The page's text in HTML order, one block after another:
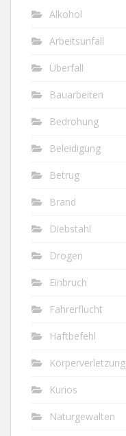
Alkohol
Arbeitsunfall
Überfall
Bauarbeiten
Bedrohung
Beleidigung
Betrug
Brand
Diebstahl
Drogen
Einbruch
Fahrerflucht
Haftbefehl
Körperverletzung
Kurios
Naturgewalten